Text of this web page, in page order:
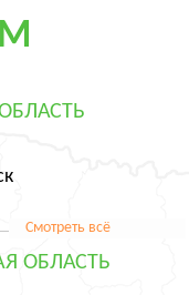
Смотреть всё
ОБЛАСТЬ